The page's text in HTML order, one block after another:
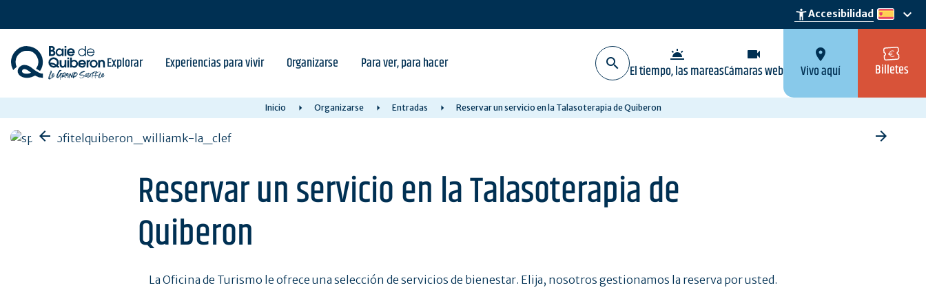
content
accessibility_newAccesibilidad es
keyboard_arrow_down
Explorar Experiencias para vivir Organizarse Para ver, para hacer wb_twilight
El tiempo, las mareas
videocam
Cámaras web
location_on
Vivo aquí Billetes
Inicio Organizarse Entradas Reservar un servicio en la Talasoterapia de Quiberon
Reservar un servicio en la Talasoterapia de
Quiberon
La Oficina de Turismo le ofrece una selección de servicios de bienestar. Elija, nosotros gestionamos la reserva por usted.